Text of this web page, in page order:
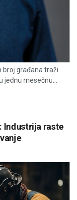
broj građana traži
mesečnu...
Industrija raste